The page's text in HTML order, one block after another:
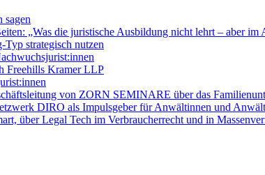
sagen
„Was die juristische Ausbildung nicht lehrt – aber im
strategisch nutzen
Freehills Kramer LLP
von ZORN SEMINARE über das
DIRO als Impulsgeber für Anwältinnen und
über Legal Tech im Verbraucherrecht und in